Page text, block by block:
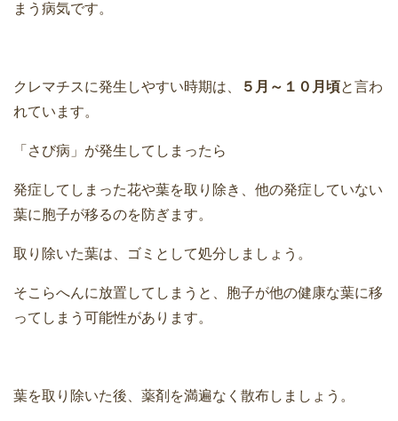
まう病気です。
クレマチスに発生しやすい時期は、 ５月～１０月頃と言わ
れています。
「さび病」が発生してしまったら
発症してしまった花や葉を取り除き、他の発症していない
葉に胞子が移るのを防ぎます。
取り除いた葉は、ゴミとして処分しましょう。
そこらへんに放置してしまうと、胞子が他の健康な葉に移
ってしまう可能性があります。
葉を取り除いた後、薬剤を満遍なく散布しましょう。